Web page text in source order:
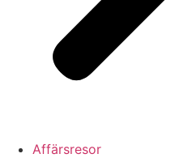
Affärsresor